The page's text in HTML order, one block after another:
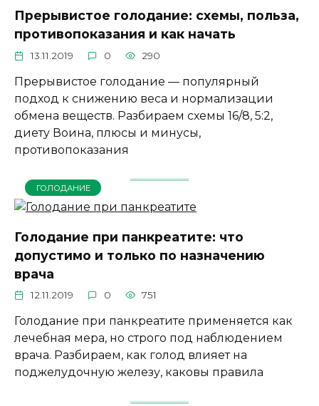
Прерывистое голодание: схемы, польза,
противопоказания и как начать
13.11.2019 0 290
Прерывистое голодание — популярный
подход к снижению веса и нормализации
обмена веществ. Разбираем схемы 16/8, 5:2,
диету Воина, плюсы и минусы,
противопоказания
ГОЛОДАНИЕ
Голодание при панкреатите: что
допустимо и только по назначению
врача
12.11.2019 0 751
Голодание при панкреатите применяется как
лечебная мера, но строго под наблюдением
врача. Разбираем, как голод влияет на
поджелудочную железу, каковы правила